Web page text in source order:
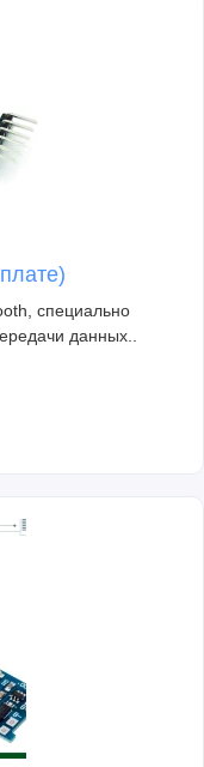
специально
данных..